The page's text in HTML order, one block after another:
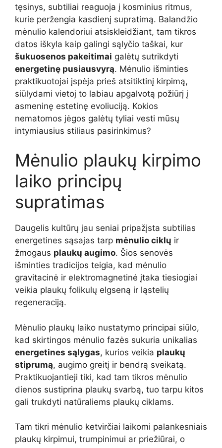
tęsinys, subtiliai reaguoja į kosminius ritmus,
kurie peržengia kasdienį supratimą. Balandžio
mėnulio kalendoriui atsiskleidžiant, tam tikros
datos iškyla kaip galingi sąlyčio taškai, kur
šukuosenos pakeitimai galėtų sutrikdyti
energetinę pusiausvyrą. Mėnulio išminties
praktikuotojai įspėja prieš atsitiktinį kirpimą,
siūlydami vietoj to labiau apgalvotą požiūrį į
asmeninę estetinę evoliuciją. Kokios
nematomos jėgos galėtų tyliai vesti mūsų
intymiausius stiliaus pasirinkimus?
Mėnulio plaukų kirpimo
laiko principų
supratimas
Daugelis kultūrų jau seniai pripažįsta subtilias
energetines sąsajas tarp mėnulio ciklų ir
žmogaus plaukų augimo. Šios senovės
išminties tradicijos teigia, kad mėnulio
gravitacinė ir elektromagnetinė įtaka tiesiogiai
veikia plaukų folikulų elgseną ir ląstelių
regeneraciją.
Mėnulio plaukų laiko nustatymo principai siūlo,
kad skirtingos mėnulio fazės sukuria unikalias
energetines sąlygas, kurios veikia plaukų
stiprumą, augimo greitį ir bendrą sveikatą.
Praktikuojantieji tiki, kad tam tikros mėnulio
dienos sustiprina plaukų svarbą, tuo tarpu kitos
gali trukdyti natūraliems plaukų ciklams.
Tam tikri mėnulio ketvirčiai laikomi palankesniais
plaukų kirpimui, trumpinimui ar priežiūrai, o